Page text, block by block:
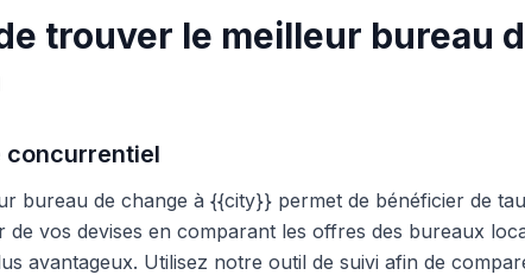
trouver le meilleur bureau
concurrentiel
bureau de change à {{city}} permet de bénéficier de
de vos devises en comparant les offres des bureaux
avantageux. Utilisez notre outil de suivi afin de